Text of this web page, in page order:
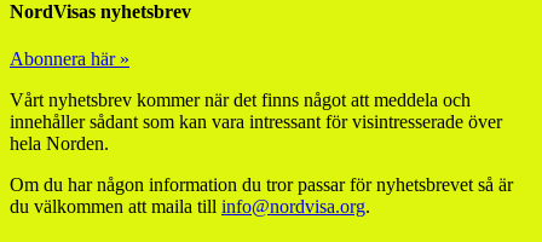
NordVisas nyhetsbrev
Abonnera här »
Vårt nyhetsbrev kommer när det finns något att meddela och
innehåller sådant som kan vara intressant för visintresserade över
hela Norden.
Om du har någon information du tror passar för nyhetsbrevet så är
du välkommen att maila till info@nordvisa.org.